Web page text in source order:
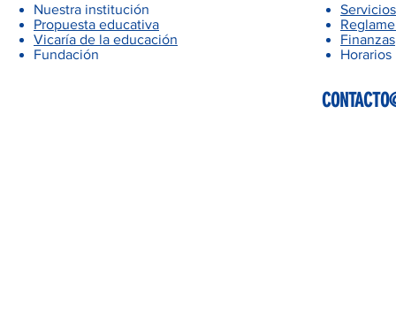
Nuestra institución
Propuesta educativa
Vicaría de la educación
Fundación
Servicios
Finanzas
Horarios